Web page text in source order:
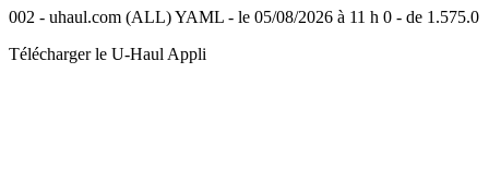
002 - uhaul.com (ALL) YAML - le 05/08/2026 à 11 h 0 - de 1.575.0
Télécharger le U-Haul Appli